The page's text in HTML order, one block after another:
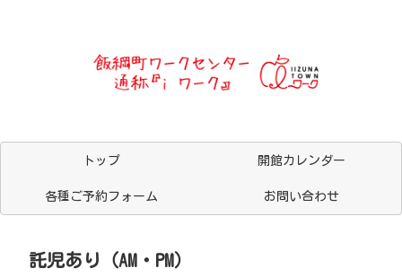
トップ 開館カレンダー
各種ご予約フォーム お問い合わせ
託児あり（AM・PM）